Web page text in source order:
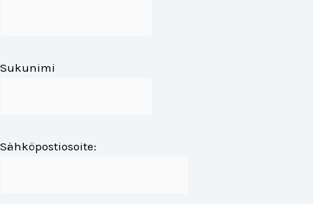
Sukunimi
Sähköpostiosoite: